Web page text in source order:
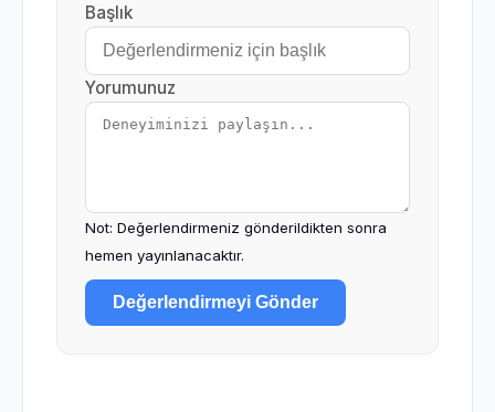
Başlık
Yorumunuz
Not: Değerlendirmeniz gönderildikten sonra
hemen yayınlanacaktır.
Değerlendirmeyi Gönder